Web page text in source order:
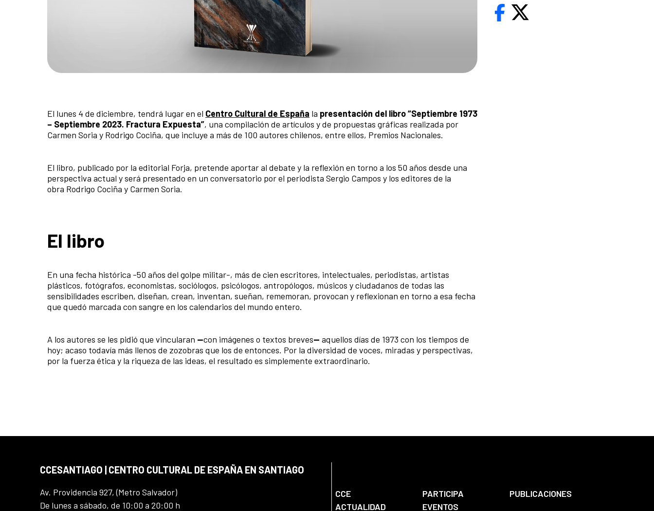
El lunes 4 de diciembre, tendrá lugar en el Centro Cultural de España la presentación del libro “Septiembre 1973
– Septiembre 2023. Fractura Expuesta”, una compilación de artículos y de propuestas gráficas realizada por
Carmen Soria y Rodrigo Cociña, que incluye a más de 100 autores chilenos, entre ellos, Premios Nacionales.
El libro, publicado por la editorial Forja, pretende aportar al debate y la reflexión en torno a los 50 años desde una
perspectiva actual y será presentado en un conversatorio por el periodista Sergio Campos y los editores de la
obra Rodrigo Cociña y Carmen Soria.
El libro
En una fecha histórica -50 años del golpe militar-, más de cien escritores, intelectuales, periodistas, artistas
plásticos, fotógrafos, economistas, sociólogos, psicólogos, antropólogos, músicos y ciudadanos de todas las
sensibilidades escriben, diseñan, crean, inventan, sueñan, rememoran, provocan y reflexionan en torno a esa fecha
que quedó marcada con sangre en los calendarios del mundo entero.
A los autores se les pidió que vincularan —con imágenes o textos breves— aquellos días de 1973 con los tiempos de
hoy; acaso todavía más llenos de zozobras que los de entonces. Por la diversidad de voces, miradas y perspectivas,
por la fuerza ética y la riqueza de las ideas, el resultado es simplemente extraordinario.
CCESANTIAGO | CENTRO CULTURAL DE ESPAÑA EN SANTIAGO
Av. Providencia 927, (Metro Salvador)
De lunes a sábado, de 10:00 a 20:00 h
CCE PARTICIPA
PUBLICACIONES
ACTUALIDAD
EVENTOS